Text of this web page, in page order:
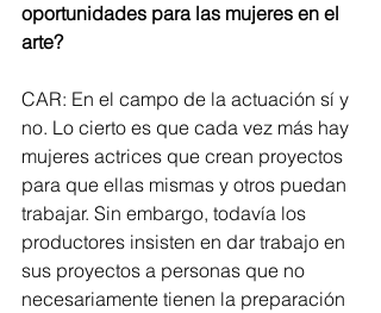
oportunidades para las mujeres en el
arte?
CAR: En el campo de la actuación sí y
no. Lo cierto es que cada vez más hay
mujeres actrices que crean proyectos
para que ellas mismas y otros puedan
trabajar. Sin embargo, todavía los
productores insisten en dar trabajo en
sus proyectos a personas que no
necesariamente tienen la preparación